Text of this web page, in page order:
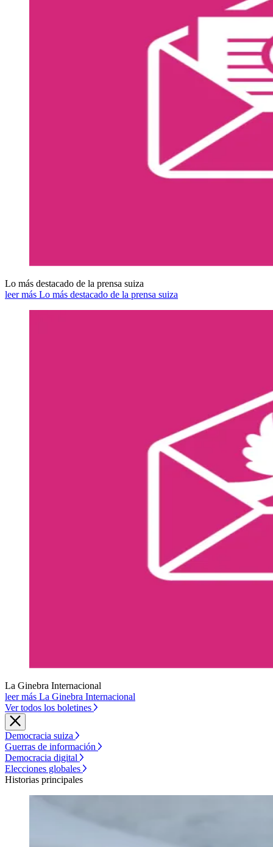
Lo más destacado de la prensa suiza
leer más Lo más destacado de la prensa suiza
La Ginebra Internacional
leer más La Ginebra Internacional
Ver todos los boletines
Democracia suiza
Guerras de información
Democracia digital
Elecciones globales
Historias principales